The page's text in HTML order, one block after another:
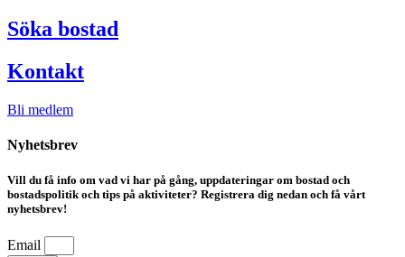
Söka bostad
Kontakt
Bli medlem
Nyhetsbrev
Vill du få info om vad vi har på gång, uppdateringar om bostad och
bostadspolitik och tips på aktiviteter? Registrera dig nedan och få vårt
nyhetsbrev!
Email